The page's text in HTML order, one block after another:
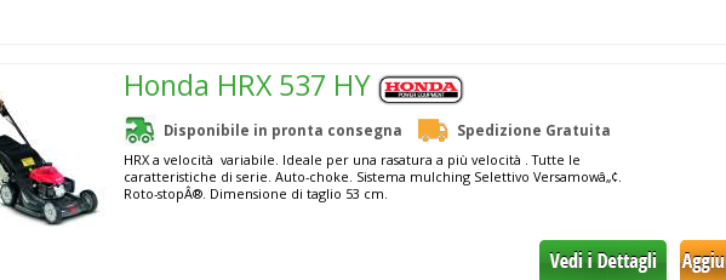
Honda HRX 537 HY
Disponibile in pronta consegna
Spedizione Gratuita
HRX a velocità variabile. Ideale per una rasatura a più velocità . Tutte le
caratteristiche di serie. Auto-choke. Sistema mulching Selettivo Versamowâ„¢.
Roto-stopÂ®. Dimensione di taglio 53 cm.